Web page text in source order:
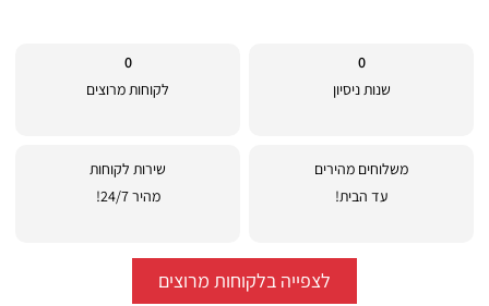
0
שנות ניסיון
0
לקוחות מרוצים
משלוחים מהירים
עד הבית!
שירות לקוחות
מהיר 24/7!
לצפייה בלקוחות מרוצים